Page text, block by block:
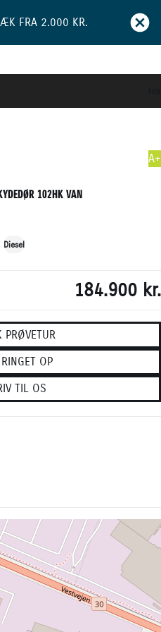
FRA 2.000 KR.
102HK VAN
A+
Diesel
184.900 kr.
PRØVETUR
OP
TIL OS